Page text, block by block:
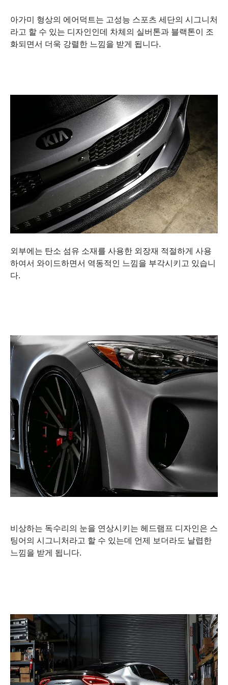
아가미 형상의 에어덕트는 고성능 스포츠 세단의 시그니처
라고 할 수 있는 디자인인데 차체의 실버톤과 블랙톤이 조
화되면서 더욱 강렬한 느낌을 받게 됩니다.
외부에는 탄소 섬유 소재를 사용한 외장재 적절하게 사용
하여서 와이드하면서 역동적인 느낌을 부각시키고 있습니
다.
비상하는 독수리의 눈을 연상시키는 헤드램프 디자인은 스
팅어의 시그니처라고 할 수 있는데 언제 보더라도 날렵한
느낌을 받게 됩니다.